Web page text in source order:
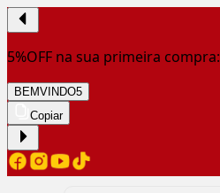
5%OFF na sua primeira compra:
BEMVINDO5
Copiar